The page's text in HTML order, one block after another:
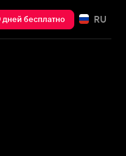
бесплатно RU